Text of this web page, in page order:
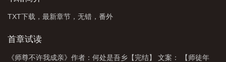
TXT下载，最新章节，无错，番外
首章试读
《师尊不许我成亲》作者：何处是吾乡【完结】 文案： 【师徒年